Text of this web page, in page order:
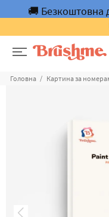
🚚 Безкоштовна
Головна Картина за